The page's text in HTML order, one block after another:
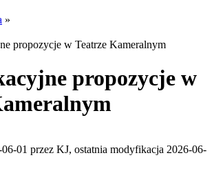
»
propozycje w Teatrze Kameralnym
propozycje w
01 przez KJ, ostatnia modyfikacja 2026-06-